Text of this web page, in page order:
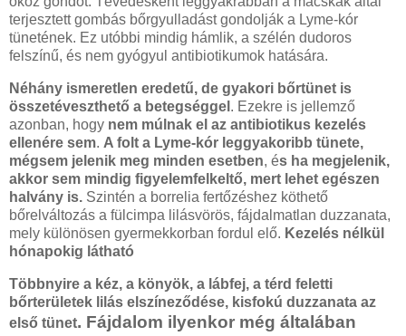
terjesztett gombás bőrgyulladást gondolják a Lyme-kór
tünetének. Ez utóbbi mindig hámlik, a szélén dudoros
felszínű, és nem gyógyul antibiotikumok hatására.
Néhány ismeretlen eredetű, de gyakori bőrtünet is
összetéveszthető a betegséggel . Ezekre is jellemző
azonban, hogy nem múlnak el az antibiotikus kezelés
ellenére sem. A folt a Lyme-kór leggyakoribb tünete,
mégsem jelenik meg minden esetben, és ha megjelenik,
akkor sem mindig figyelemfelkeltő, mert lehet egészen
halvány is. Szintén a borrelia fertőzéshez köthető
bőrelváltozás a fülcimpa lilásvörös, fájdalmatlan duzzanata,
mely különösen gyermekkorban fordul elő. Kezelés nélkül
hónapokig látható
Többnyire a kéz, a könyök, a lábfej, a térd feletti
bőrterületek lilás elszíneződése, kisfokú duzzanata az
első tünet. Fájdalom ilyenkor még általában